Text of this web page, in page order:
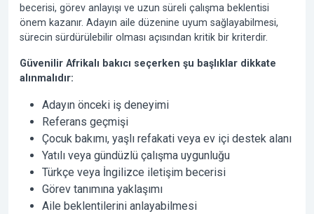
becerisi, görev anlayışı ve uzun süreli çalışma beklentisi
önem kazanır. Adayın aile düzenine uyum sağlayabilmesi,
sürecin sürdürülebilir olması açısından kritik bir kriterdir.
Güvenilir Afrikalı bakıcı seçerken şu başlıklar dikkate
alınmalıdır:
Adayın önceki iş deneyimi
Referans geçmişi
Çocuk bakımı, yaşlı refakati veya ev içi destek alanı
Yatılı veya gündüzlü çalışma uygunluğu
Türkçe veya İngilizce iletişim becerisi
Görev tanımına yaklaşımı
Aile beklentilerini anlayabilmesi